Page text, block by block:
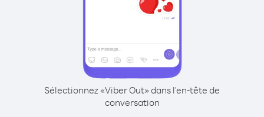
Sélectionnez «Viber Out» dans l'en-tête de
conversation